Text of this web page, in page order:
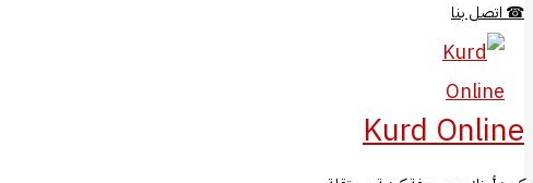
المحتوى
☎ اتصل بنا
Kurd Online